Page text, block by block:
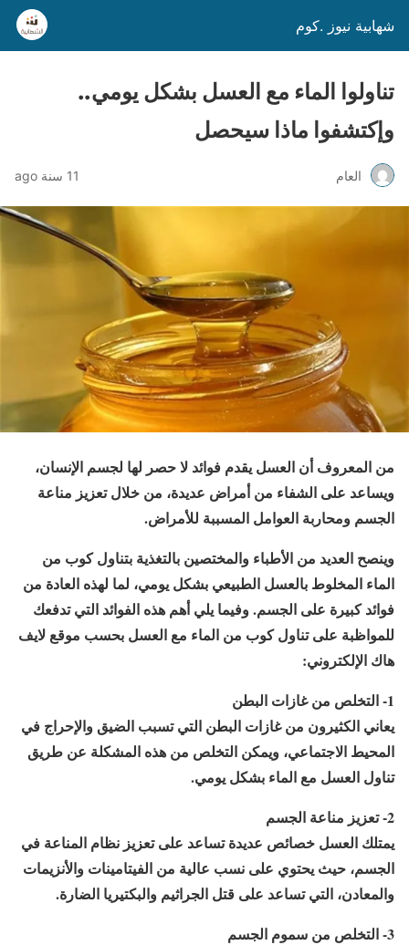
شهابية نيوز .كوم
تناولوا الماء مع العسل بشكل يومي..
وإكتشفوا ماذا سيحصل
العام 11 سنة ago
من المعروف أن العسل يقدم فوائد لا حصر لها لجسم الإنسان،
ويساعد على الشفاء من أمراض عديدة، من خلال تعزيز مناعة
الجسم ومحاربة العوامل المسببة للأمراض.
وينصح العديد من الأطباء والمختصين بالتغذية بتناول كوب من
الماء المخلوط بالعسل الطبيعي بشكل يومي، لما لهذه العادة من
فوائد كبيرة على الجسم. وفيما يلي أهم هذه الفوائد التي تدفعك
للمواظبة على تناول كوب من الماء مع العسل بحسب موقع لايف
هاك الإلكتروني:
1- التخلص من غازات البطن
يعاني الكثيرون من غازات البطن التي تسبب الضيق والإحراج في
المحيط الاجتماعي، ويمكن التخلص من هذه المشكلة عن طريق
تناول العسل مع الماء بشكل يومي.
2- تعزيز مناعة الجسم
يمتلك العسل خصائص عديدة تساعد على تعزيز نظام المناعة في
الجسم، حيث يحتوي على نسب عالية من الفيتامينات والأنزيمات
والمعادن، التي تساعد على قتل الجراثيم والبكتيريا الضارة.
3- التخلص من سموم الجسم